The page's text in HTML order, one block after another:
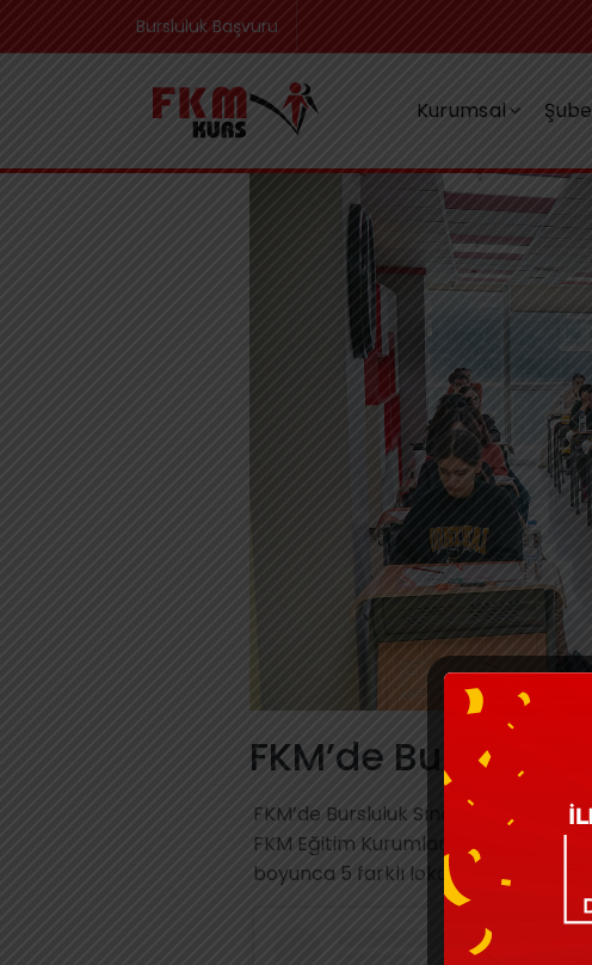
Bursluluk Başvuru
Kurumsal
FKM’de Bursluluk
FKM’de Bursluluk Sınavı Heyecanı
FKM Eğitim Kurumları’nın
boyunca 5 farklı lokasyonumuzda